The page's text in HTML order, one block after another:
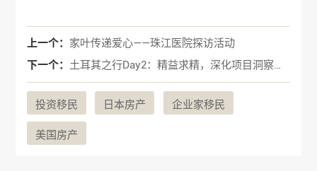
上一个： 家叶传递爱心——珠江医院探访活动
下一个：
土耳其之行Day2：精益求精，深化项目洞察与市场纽带
投资移民 日本房产 企业家移民
美国房产